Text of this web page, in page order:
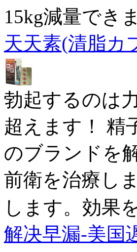
15kg減量でき
天天素(清脂カ
勃起するのは
超えます！ 精
のブランドを
前衛を治療し
します。効果
解决早漏-美国